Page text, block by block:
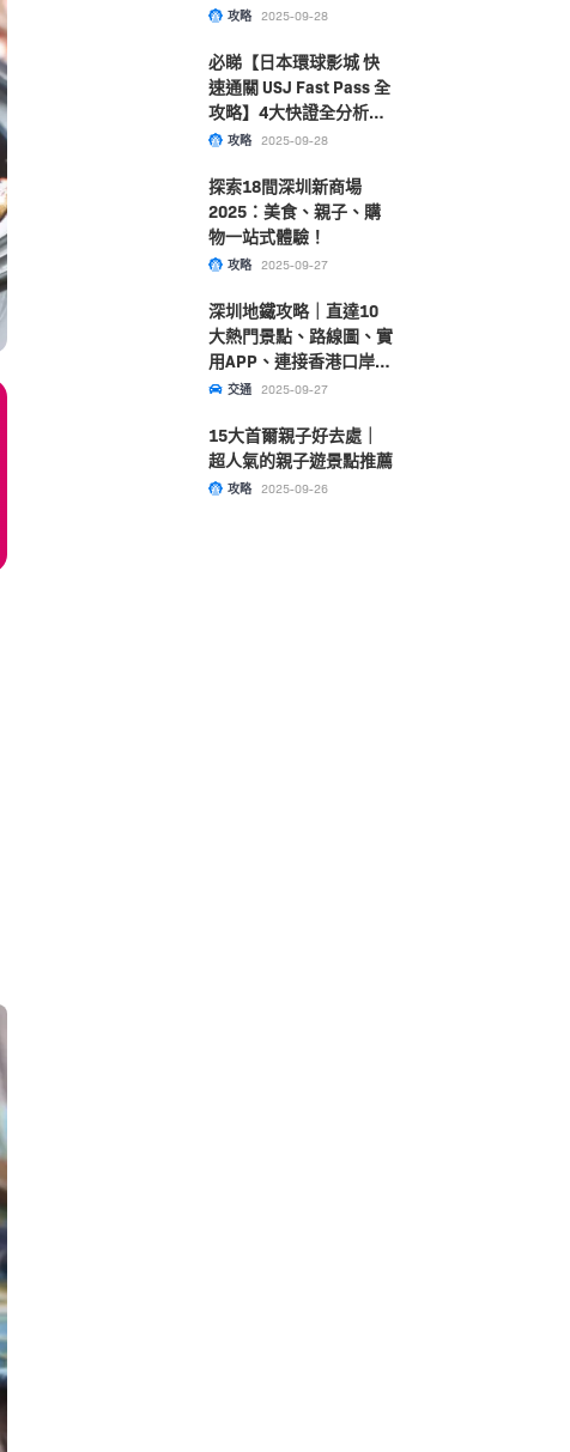
攻略 2025-09-28
必睇【日本環球影城 快
速通關 USJ Fast Pass 全
攻略】4大快證全分析！
附購票及選擇指南大公
攻略 2025-09-28
探索18間深圳新商場
2025：美食、親子、購
物一站式體驗！
攻略 2025-09-27
深圳地鐵攻略｜直達10
大熱門景點、路線圖、實
用APP、連接香港口岸一
文睇清！
交通 2025-09-27
15大首爾親子好去處｜
超人氣的親子遊景點推薦
攻略 2025-09-26